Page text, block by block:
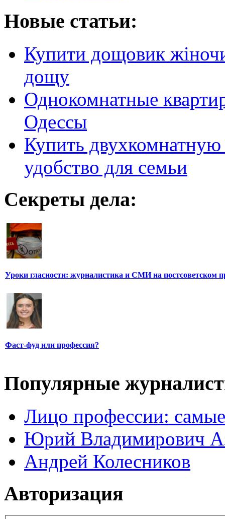
Новые статьи:
Купити дощовик
дощу
Однокомнатные
Одессы
Купить
удобство для семьи
Секреты дела:
Уроки гласности: журналистика и СМИ на постсоветском
Фаст-фуд или профессия?
Популярные
Лицо профессии:
Юрий Владимирович
Андрей Колесников
Авторизация